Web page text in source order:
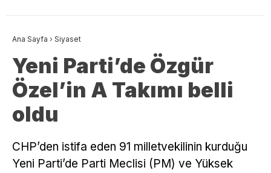
Ana Sayfa › Siyaset
Yeni Parti’de Özgür
Özel’in A Takımı belli
oldu
CHP’den istifa eden 91 milletvekilinin kurduğu
Yeni Parti’de Parti Meclisi (PM) ve Yüksek